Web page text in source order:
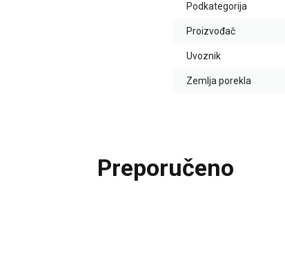
Podkategorija
Proizvođač
Uvoznik
Zemlja porekla
Preporučeno